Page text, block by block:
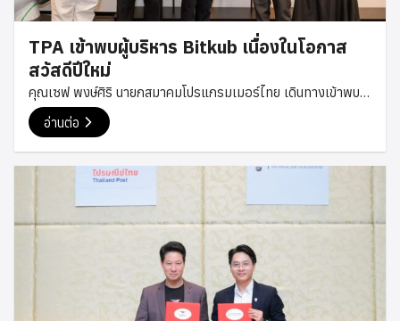
TPA เข้าพบผู้บริหาร Bitkub เนื่องในโอกาส
สวัสดีปีใหม่
คุณเซฟ พงษ์ศิริ นายกสมาคมโปรแกรมเมอร์ไทย เดินทางเข้าพบ
คุณทวีทรัพย์ ราวรรณ์ ผู้ร่วมก่อตั้งและกรรมการบริหารของ
Bitkub Group เนื่องในโอกาสสวัสดีปีใหม่ เพื่อส่งมอบคำอวยพร
และพูดคุยกันอย่างเป็นกันเอง ในโอกาสนี้ ทั้งสองฝ่ายได้ร่วมแลก
เปลี่ยนมุมมองเกี่ยวกับแนวโน้มเทคโนโลยีและอุตสาหกรรมดิจิทัล
ด้านเทคโนโลยีในประเทศไทย รวมถึงโอกาสในการสร้างความร่วม
มือระหว่างภาคเอกชนและชุมชนนักพัฒนาในอนาคต การพบปะครั้ง
นี้ยังสะท้อนถึงความตั้งใจของสมาคมโปรแกรมเมอร์ไทยในการ
สร้างเครือข่ายความร่วมมือกับองค์กรชั้นนำในอุตสาหกรรม
เทคโนโลยี เพื่อสนับสนุนการพัฒนาองค์ความรู้ การสร้างโอกาส
อ่านต่อ